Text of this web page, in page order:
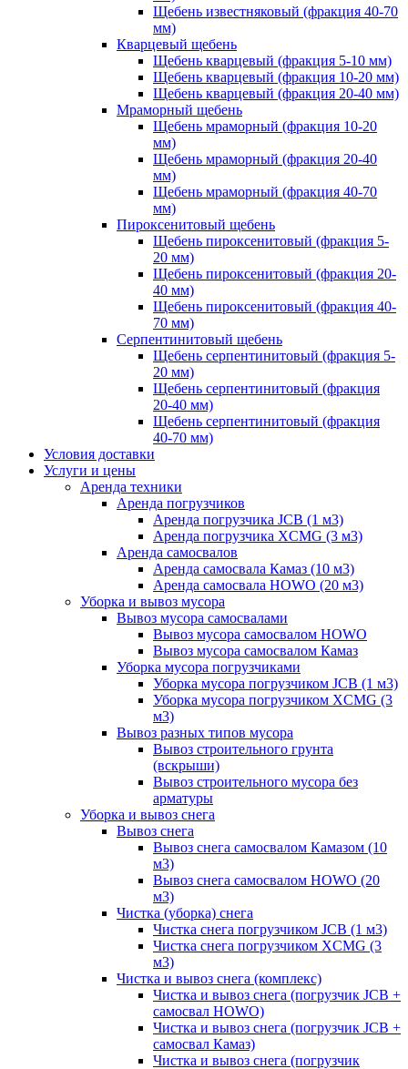
Щебень известняковый (фракция 40-70
мм)
Кварцевый щебень
Щебень кварцевый (фракция 5-10 мм)
Щебень кварцевый (фракция 10-20 мм)
Щебень кварцевый (фракция 20-40 мм)
Мраморный щебень
Щебень мраморный (фракция 10-20
мм)
Щебень мраморный (фракция 20-40
мм)
Щебень мраморный (фракция 40-70
мм)
Пироксенитовый щебень
Щебень пироксенитовый (фракция 5-
20 мм)
Щебень пироксенитовый (фракция 20-
40 мм)
Щебень пироксенитовый (фракция 40-
70 мм)
Серпентинитовый щебень
Щебень серпентинитовый (фракция 5-
20 мм)
Щебень серпентинитовый (фракция
20-40 мм)
Щебень серпентинитовый (фракция
40-70 мм)
Условия доставки
Услуги и цены
Аренда техники
Аренда погрузчиков
Аренда погрузчика JCB (1 м3)
Аренда погрузчика XCMG (3 м3)
Аренда самосвалов
Аренда самосвала Камаз (10 м3)
Аренда самосвала HOWO (20 м3)
Уборка и вывоз мусора
Вывоз мусора самосвалами
Вывоз мусора самосвалом HOWO
Вывоз мусора самосвалом Камаз
Уборка мусора погрузчиками
Уборка мусора погрузчиком JCB (1 м3)
Уборка мусора погрузчиком XCMG (3
м3)
Вывоз разных типов мусора
Вывоз строительного грунта
(вскрыши)
Вывоз строительного мусора без
арматуры
Уборка и вывоз снега
Вывоз снега
Вывоз снега самосвалом Камазом (10
м3)
Вывоз снега самосвалом HOWO (20
м3)
Чистка (уборка) снега
Чистка снега погрузчиком JCB (1 м3)
Чистка снега погрузчиком XCMG (3
м3)
Чистка и вывоз снега (комплекс)
Чистка и вывоз снега (погрузчик JCB +
самосвал HOWO)
Чистка и вывоз снега (погрузчик JCB +
самосвал Камаз)
Чистка и вывоз снега (погрузчик